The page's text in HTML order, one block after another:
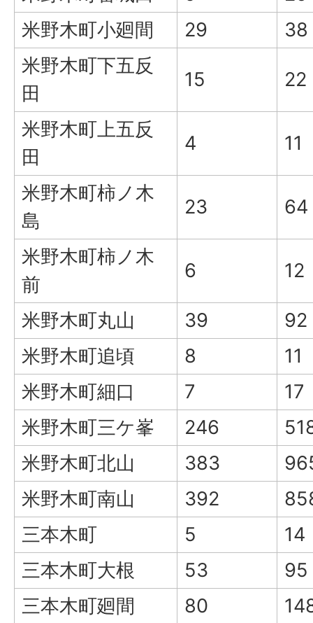
米野木町小廻間
29
38
米野木町下五反
田
15 22
米野木町上五反
田
4 11
米野木町柿ノ木
島
23 64
米野木町柿ノ木
前
6 12
米野木町丸山 39
92
米野木町追頃
8
11
米野木町細口
7
17
米野木町三ケ峯
246
米野木町北山
383
米野木町南山
392
三本木町
5
14
三本木町大根
53
95
三本木町廻間
80